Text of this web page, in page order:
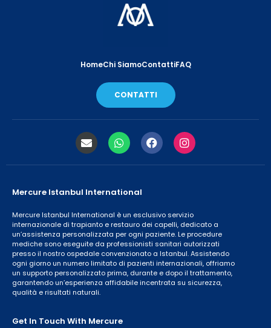
HomeChi SiamoContattiFAQ
CONTATTI
Mercure Istanbul International
Mercure Istanbul International è un esclusivo servizio
internazionale di trapianto e restauro dei capelli, dedicato a
un’assistenza personalizzata per ogni paziente. Le procedure
mediche sono eseguite da professionisti sanitari autorizzati
presso il nostro ospedale convenzionato a Istanbul. Assistendo
ogni giorno un numero limitato di pazienti internazionali, offriamo
un supporto personalizzato prima, durante e dopo il trattamento,
garantendo un’esperienza affidabile incentrata su sicurezza,
qualità e risultati naturali.
Get In Touch With Mercure